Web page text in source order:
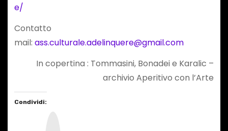
e/
Contatto
mail: ass.culturale.adelinquere@gmail.com
In copertina : Tommasini, Bonadei e Karalic –
archivio Aperitivo con l’Arte
Condividi: